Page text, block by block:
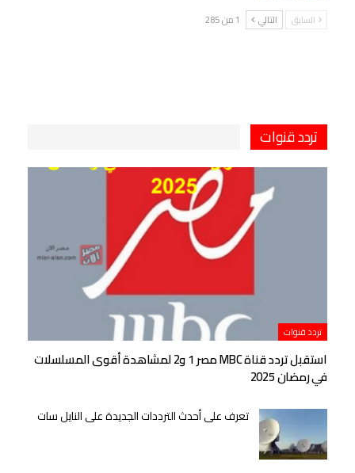
السابق التالي 1 من 285
تردد قنوات
تردد قنوات
استقبل تردد قناة MBC مصر 1 و2 لمشاهدة أقوى المسلسلات
في رمضان 2025
تعرف على أحدث الترددات الجديدة على النايل سات